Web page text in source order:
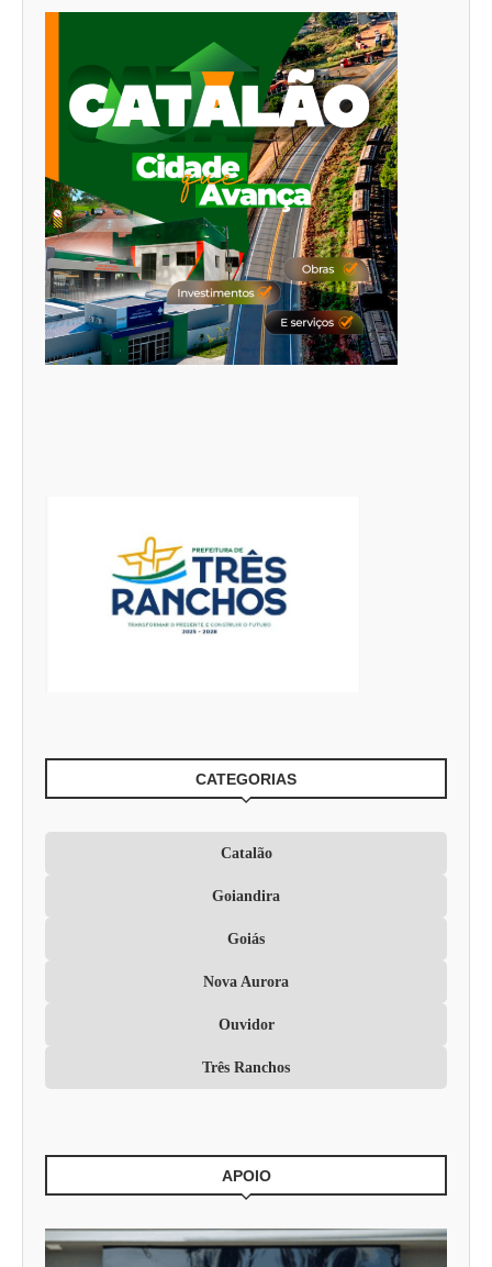
CATEGORIAS
Catalão
Goiandira
Goiás
Nova Aurora
Ouvidor
Três Ranchos
APOIO